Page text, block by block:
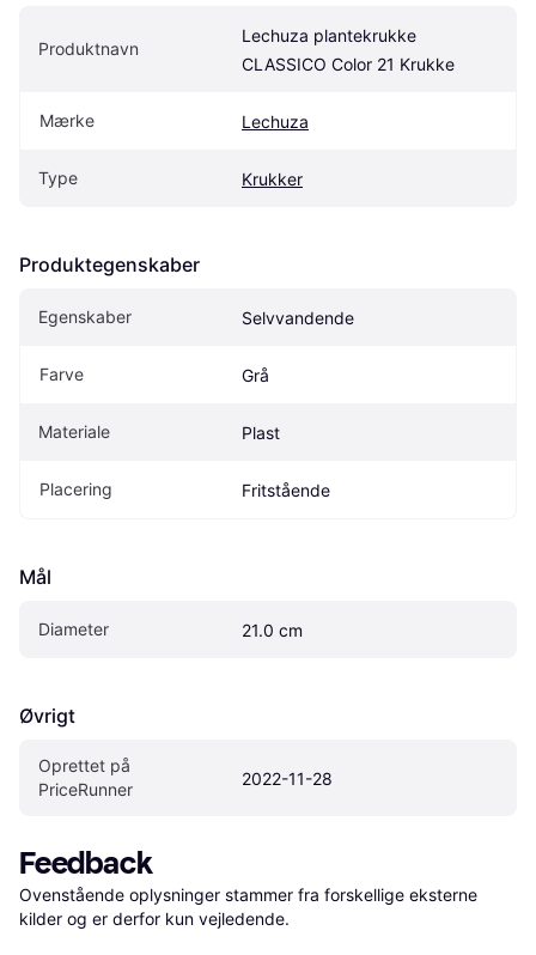
Produktnavn
Lechuza plantekrukke
CLASSICO Color 21 Krukke
Mærke Lechuza
Type Krukker
Produktegenskaber
Egenskaber Selvvandende
Farve Grå
Materiale Plast
Placering Fritstående
Mål
Diameter 21.0 cm
Øvrigt
Oprettet på
PriceRunner
2022-11-28
Feedback
Ovenstående oplysninger stammer fra forskellige eksterne
kilder og er derfor kun vejledende.